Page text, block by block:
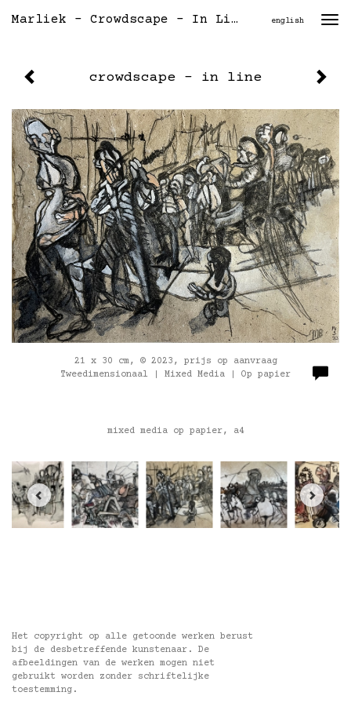
Marliek - Crowdscape - In Line english
crowdscape - in line
21 x 30 cm, © 2023, prijs op aanvraag
Tweedimensionaal | Mixed Media | Op papier
mixed media op papier, a4
Het copyright op alle getoonde werken berust
bij de desbetreffende kunstenaar. De
afbeeldingen van de werken mogen niet
gebruikt worden zonder schriftelijke
toestemming.